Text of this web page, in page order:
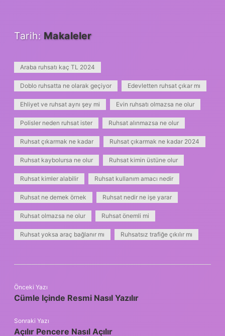
Tarih: Makaleler
Araba ruhsatı kaç TL 2024
Doblo ruhsatta ne olarak geçiyor Edevletten ruhsat çıkar mı
Ehliyet ve ruhsat aynı şey mi Evin ruhsatı olmazsa ne olur
Polisler neden ruhsat ister Ruhsat alınmazsa ne olur
Ruhsat çıkarmak ne kadar Ruhsat çıkarmak ne kadar 2024
Ruhsat kaybolursa ne olur Ruhsat kimin üstüne olur
Ruhsat kimler alabilir Ruhsat kullanım amacı nedir
Ruhsat ne demek örnek Ruhsat nedir ne işe yarar
Ruhsat olmazsa ne olur Ruhsat önemli mi
Ruhsat yoksa araç bağlanır mı Ruhsatsız trafiğe çıkılır mı
Önceki Yazı
Cümle Içinde Resmi Nasıl Yazılır
Sonraki Yazı
Açılır Pencere Nasıl Açılır